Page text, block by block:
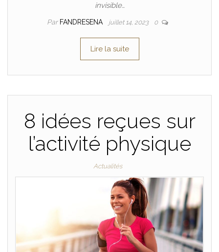
invisible…
Par FANDRESENA juillet 14, 2023 0
Lire la suite
8 idées reçues sur
l’activité physique
Actualités